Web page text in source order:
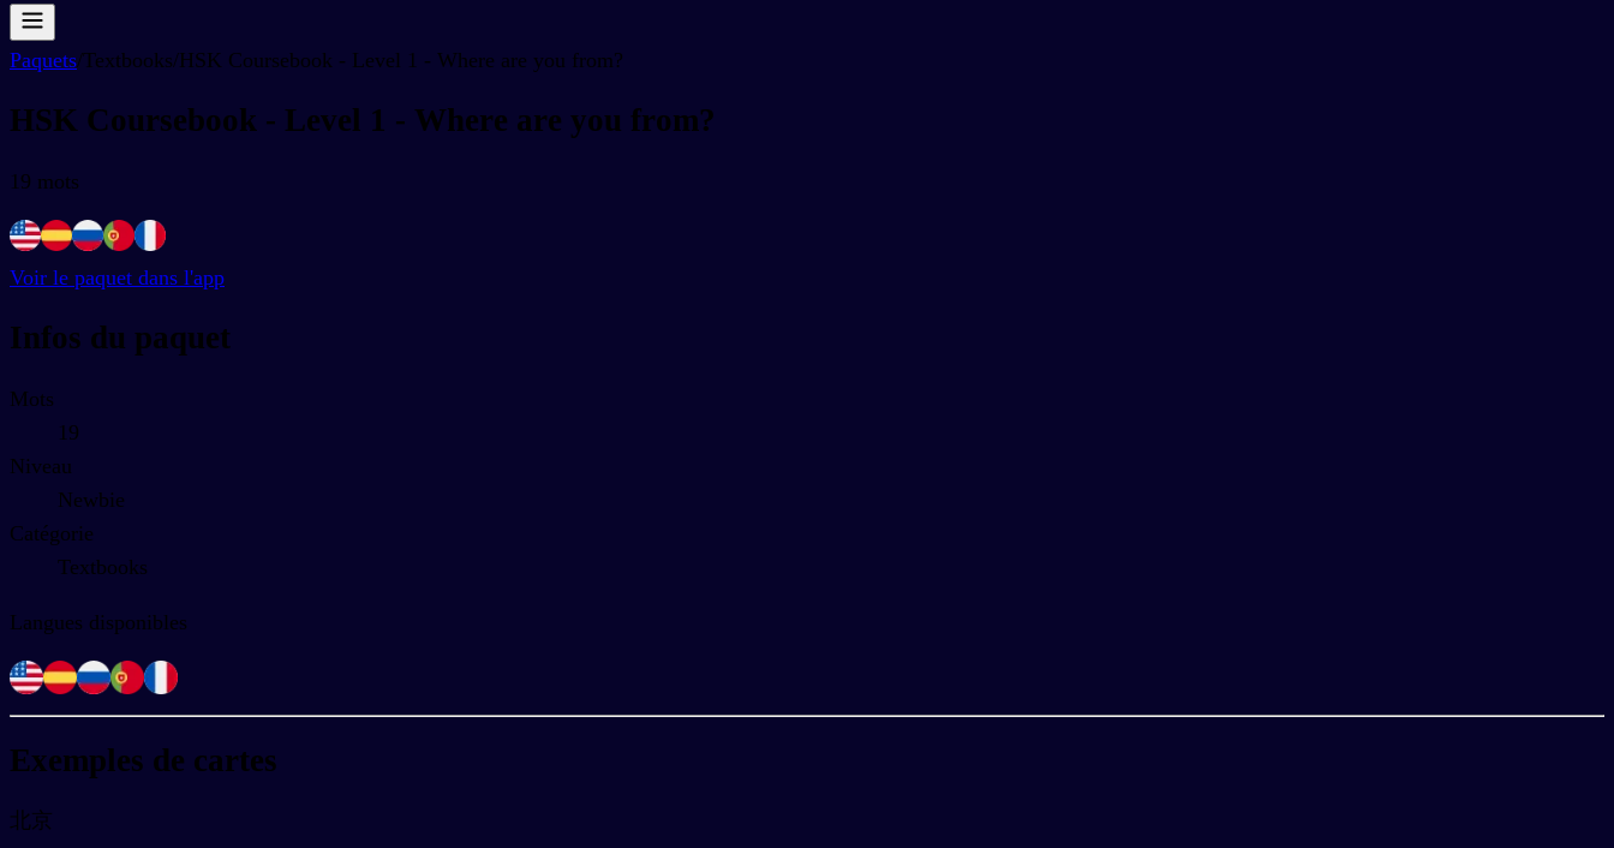
Paquets/Textbooks/HSK Coursebook - Level 1 - Where are you from?
HSK Coursebook - Level 1 - Where are you from?
19 mots
Voir le paquet dans l'app
Infos du paquet
Mots
19
Niveau
Newbie
Catégorie
Textbooks
Langues disponibles
Exemples de cartes
北京